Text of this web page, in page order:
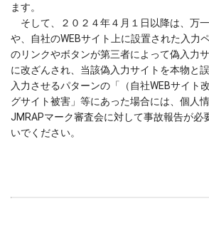
ます。
そして、２０２４年４月１日以降は、万
や、自社のWEBサイト上に設置された入力
のリンクやボタンが第三者によって偽入力
に改ざんされ、当該偽入力サイトを本物と
入力させるパターンの「（自社WEBサイト
グサイト被害」等にあった場合には、個人
JMRAPマーク審査会に対して事故報告が必
いでください。